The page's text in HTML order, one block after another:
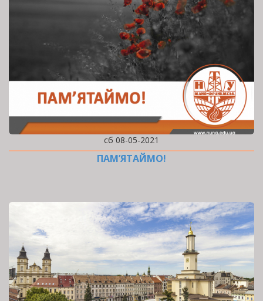
сб 08-05-2021
ПАМ’ЯТАЙМО!